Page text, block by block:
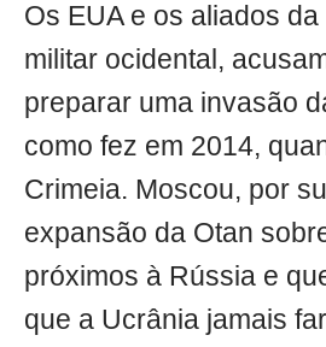
Os EUA e os aliados
militar ocidental,
preparar uma invasão
como fez em 2014,
Crimeia. Moscou, por
expansão da Otan
próximos à Rússia e
que a Ucrânia jamais